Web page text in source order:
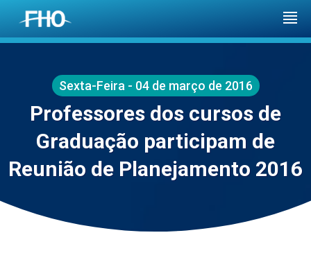
Sexta-Feira - 04 de março de 2016
Professores dos cursos de
Graduação participam de
Reunião de Planejamento 2016